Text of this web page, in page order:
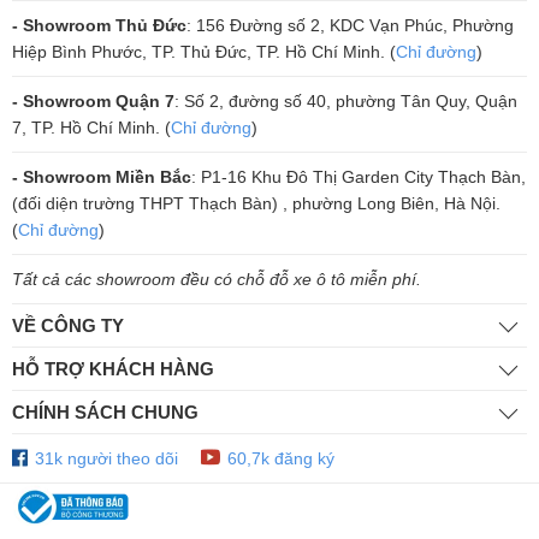
Để liên hệ đặt mua, quý khách có thể nhấc máy lên liên hệ trực tiếp
với đội ngũ nhân viên bán hàng của Trường Thành Audio qua số
Phường Tân Quy, Quận 7, TPHCM.
Danh sách lắp đặt thực tế của Trường Thành Audio
- Showroom Thủ Đức: 156 Đường số 2, KDC Vạn Phúc, Phường
Hiệp Bình Phước, TP. Thủ Đức, TP. Hồ Chí Minh. (Chỉ đường)
- Showroom Quận 7: Số 2, đường số 40, phường Tân Quy, Quận
7, TP. Hồ Chí Minh. (Chỉ đường)
- Showroom Miền Bắc: P1-16 Khu Đô Thị Garden City Thạch Bàn,
(đối diện trường THPT Thạch Bàn) , phường Long Biên, Hà Nội.
(Chỉ đường)
Tất cả các showroom đều có chỗ đỗ xe ô tô miễn phí.
VỀ CÔNG TY
HỖ TRỢ KHÁCH HÀNG
CHÍNH SÁCH CHUNG
31k người theo dõi 60,7k đăng ký